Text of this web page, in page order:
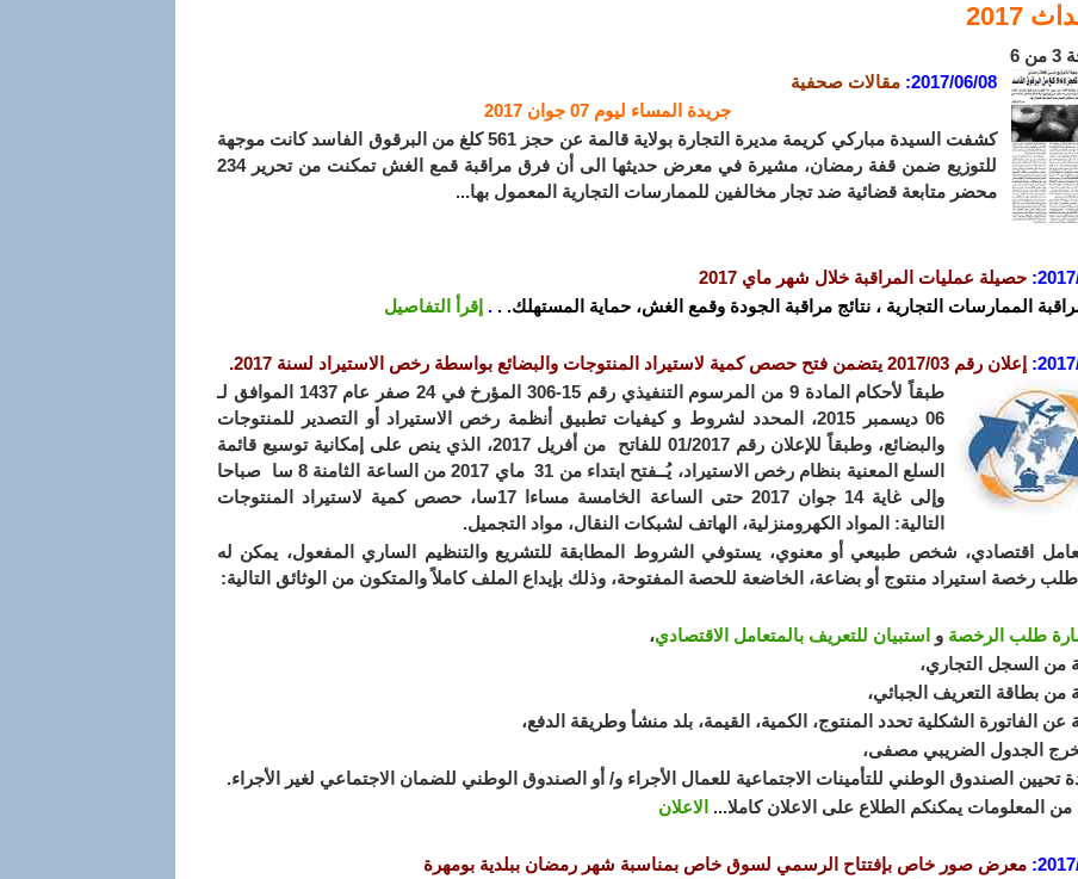
2017
6
2017/06/08
: مقالات صحفية
جريدة المساء ليوم 07 جوان
2017
كشفت السيدة مباركي كريمة مديرة التجارة بولاية قالمة عن حجز 561 كلغ من البرقوق الفاسد كانت موجهة
للتوزيع ضمن قفة رمضان، مشيرة في معرض حديثها الى أن فرق مراقبة قمع الغش تمكنت من تحرير 234
محضر متابعة قضائية ضد تجار مخالفين للممارسات التجارية المعمول بها...
حصيلة عمليات المراقبة خلال شهر ماي 2017
الممارسات التجارية ، نتائج مراقبة الجودة وقمع الغش، حماية المستهلك. . . إقرأ التفاصيل
إعلان رقم 2017/03 يتضمن فتح حصص كمية لاستيراد المنتوجات والبضائع بواسطة رخص الاستيراد لسنة 2017
.
طبقاً لأحكام المادة 9 من المرسوم التنفيذي رقم 15-306 المؤرخ في 24 صفر عام 1437 الموافق لـ
06 ديسمبر 2015، المحدد لشروط و كيفيات تطبيق أنظمة رخص الاستيراد أو التصدير للمنتوجات
والبضائع، وطبقاً للإعلان رقم 01/2017 للفاتح من أفريل 2017، الذي ينص على إمكانية توسيع قائمة
السلع المعنية بنظام رخص الاستيراد، يُــفتح ابتداء من 31 ماي 2017 من الساعة الثامنة 8 سا صباحا
وإلى غاية 14 جوان 2017 حتى الساعة الخامسة مساءا 17سا، حصص كمية لاستيراد المنتوجات
التالية: المواد الكهرومنزلية، الهاتف لشبكات النقال، مواد التجميل.
اقتصادي، شخص طبيعي أو معنوي، يستوفي الشروط المطابقة للتشريع والتنظيم الساري المفعول، يمكن له
رخصة استيراد منتوج أو بضاعة، الخاضعة للحصة المفتوحة، وذلك بإيداع الملف كاملاً والمتكون من الوثائق التالية:
طلب الرخصة و استبيان للتعريف بالمتعامل الاقتصادي،
من السجل التجاري،
بطاقة التعريف الجبائي،
الفاتورة الشكلية تحدد المنتوج، الكمية، القيمة، بلد منشأ وطريقة الدفع،
الجدول الضريبي مصفى،
تحيين الصندوق الوطني للتأمينات الاجتماعية للعمال الأجراء و/ أو الصندوق الوطني للضمان الاجتماعي لغير الأجراء.
من المعلومات يمكنكم الطلاع على الاعلان كاملا... الاعلان
معرض صور خاص بإفتتاح الرسمي لسوق خاص بمناسبة شهر رمضان ببلدية بومهرة